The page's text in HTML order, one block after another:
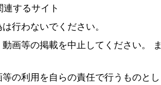
連するサイト
行わないでください。
画等の掲載を中止してください。
の利用を自らの責任で行うものと